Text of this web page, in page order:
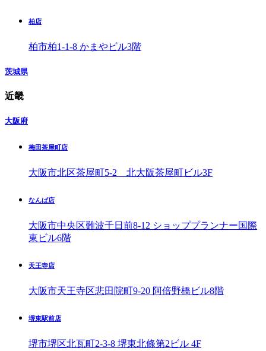
柏店
柏市柏1-1-8 かまやビル3階
茨城県
近畿
大阪府
梅田茶屋町店
大阪市北区茶屋町5-2 北大阪茶屋町ビル3F
なんば店
大阪市中央区難波千日前8-12 ショッププランナー国際
東ビル6階
天王寺店
大阪市天王寺区悲田院町9-20 阿倍野橋ビル8階
堺東駅前店
堺市堺区北瓦町2-3-8 堺東北條第2ビル 4F